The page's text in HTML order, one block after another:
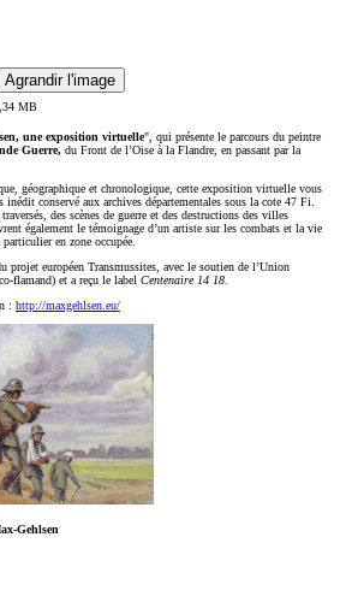
Agrandir l'image
MB
une exposition virtuelle", qui présente le parcours du peintre
Guerre, du Front de l’Oise à la Flandre, en passant par la
géographique et chronologique, cette exposition virtuelle vous
inédit conservé aux archives départementales sous la cote 47 Fi.
des scènes de guerre et des destructions des villes
également le témoignage d’un artiste sur les combats et la vie
en zone occupée.
projet européen Transmussites, avec le soutien de l’Union
flamand) et a reçu le label Centenaire 14 18.
: http://maxgehlsen.eu/
Gehlsen